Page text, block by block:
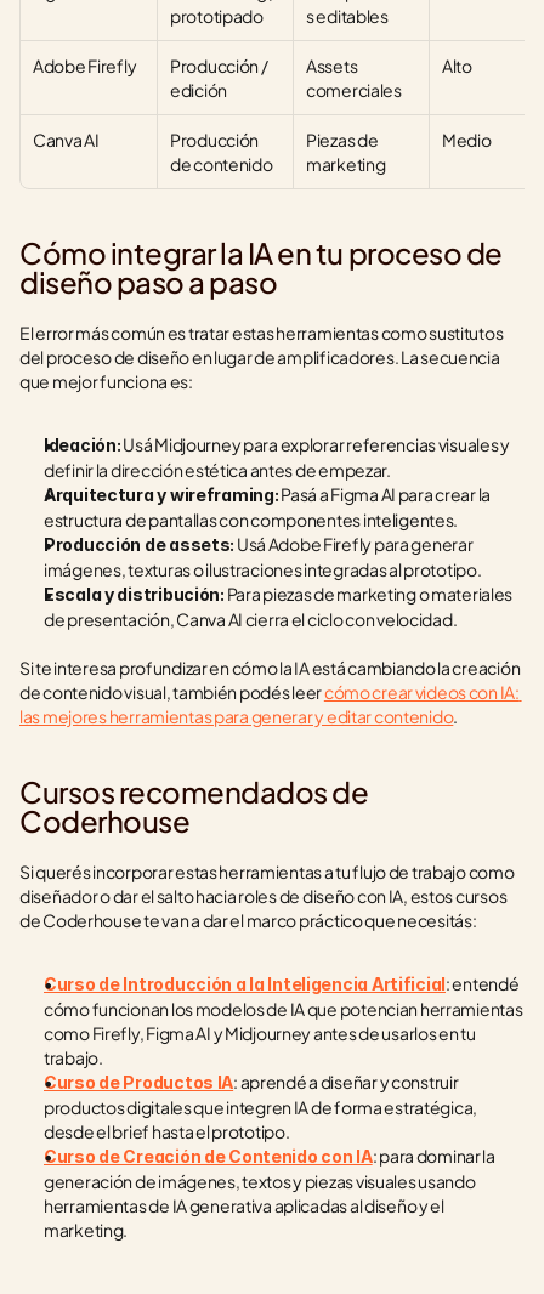
prototipado
s editables
Adobe Firefly
Producción /
edición
Assets
comerciales
Alto
Canva AI
Producción
de contenido
Piezas de
marketing
Medio
Cómo integrar la IA en tu proceso de
diseño paso a paso
El error más común es tratar estas herramientas como sustitutos
del proceso de diseño en lugar de amplificadores. La secuencia
que mejor funciona es:
Ideación: Usá Midjourney para explorar referencias visuales y
definir la dirección estética antes de empezar.
Arquitectura y wireframing: Pasá a Figma AI para crear la
estructura de pantallas con componentes inteligentes.
Producción de assets: Usá Adobe Firefly para generar
imágenes, texturas o ilustraciones integradas al prototipo.
Escala y distribución: Para piezas de marketing o materiales
de presentación, Canva AI cierra el ciclo con velocidad.
Si te interesa profundizar en cómo la IA está cambiando la creación
de contenido visual, también podés leer cómo crear videos con IA:
las mejores herramientas para generar y editar contenido.
Cursos recomendados de
Coderhouse
Si querés incorporar estas herramientas a tu flujo de trabajo como
diseñador o dar el salto hacia roles de diseño con IA, estos cursos
de Coderhouse te van a dar el marco práctico que necesitás:
Curso de Introducción a la Inteligencia Artificial: entendé
cómo funcionan los modelos de IA que potencian herramientas
como Firefly, Figma AI y Midjourney antes de usarlos en tu
trabajo.
Curso de Productos IA: aprendé a diseñar y construir
productos digitales que integren IA de forma estratégica,
desde el brief hasta el prototipo.
Curso de Creación de Contenido con IA: para dominar la
generación de imágenes, textos y piezas visuales usando
herramientas de IA generativa aplicadas al diseño y el
marketing.